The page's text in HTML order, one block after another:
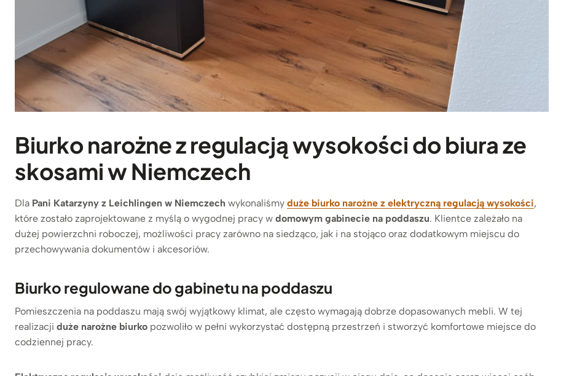
Biurko narożne z regulacją wysokości do biura ze
skosami w Niemczech
Dla Pani Katarzyny z Leichlingen w Niemczech wykonaliśmy duże biurko narożne z elektryczną regulacją wysokości,
które zostało zaprojektowane z myślą o wygodnej pracy w domowym gabinecie na poddaszu. Klientce zależało na
dużej powierzchni roboczej, możliwości pracy zarówno na siedząco, jak i na stojąco oraz dodatkowym miejscu do
przechowywania dokumentów i akcesoriów.
Biurko regulowane do gabinetu na poddaszu
Pomieszczenia na poddaszu mają swój wyjątkowy klimat, ale często wymagają dobrze dopasowanych mebli. W tej
realizacji duże narożne biurko pozwoliło w pełni wykorzystać dostępną przestrzeń i stworzyć komfortowe miejsce do
codziennej pracy.